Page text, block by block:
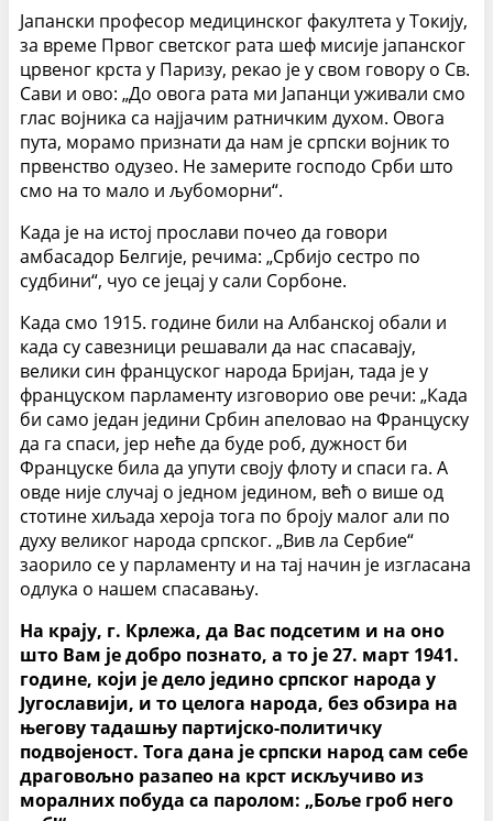
Јапански професор медицинског факултета у Токију,
за време Првог светског рата шеф мисије јапанског
црвеног крста у Паризу, рекао је у свом говору о Св.
Сави и ово: „До овога рата ми Јапанци уживали смо
глас војника са најјачим ратничким духом. Овога
пута, морамо признати да нам је српски војник то
првенство одузео. Не замерите господо Срби што
смо на то мало и љубоморни“.
Када је на истој прослави почео да говори
амбасадор Белгије, речима: „Србијо сестро по
судбини“, чуо се јецај у сали Сорбоне.
Када смо 1915. године били на Албанској обали и
када су савезници решавали да нас спасавају,
велики син француског народа Бријан, тада је у
француском парламенту изговорио ове речи: „Када
би само један једини Србин апеловао на Француску
да га спаси, јер неће да буде роб, дужност би
Француске била да упути своју флоту и спаси га. А
овде није случај о једном једином, већ о више од
стотине хиљада хероја тога по броју малог али по
духу великог народа српског. „Вив ла Сербие“
заорило се у парламенту и на тај начин је изгласана
одлука о нашем спасавању.
На крају, г. Крлежа, да Вас подсетим и на оно
што Вам је добро познато, а то је 27. март 1941.
године, који је дело једино српског народа у
Југославији, и то целога народа, без обзира на
његову тадашњу партијско-политичку
подвојеност. Тога дана је српски народ сам себе
драговољно разапео на крст искључиво из
моралних побуда са паролом: „Боље гроб него